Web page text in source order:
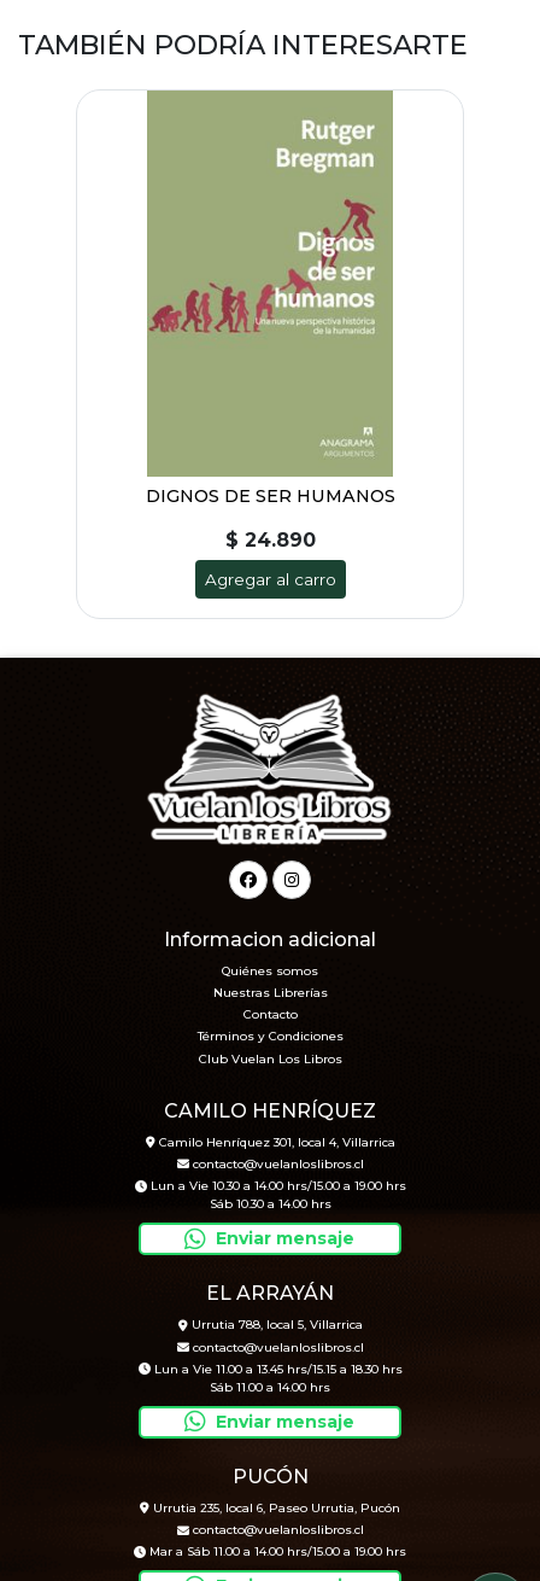
TAMBIÉN PODRÍA INTERESARTE
DIGNOS DE SER HUMANOS
$ 24.890
Agregar al carro
Informacion adicional
Quiénes somos
Nuestras Librerías
Contacto
Términos y Condiciones
Club Vuelan Los Libros
CAMILO HENRÍQUEZ
Camilo Henríquez 301, local 4, Villarrica
contacto@vuelanloslibros.cl
Lun a Vie 10.30 a 14.00 hrs/15.00 a 19.00 hrs
Sáb 10.30 a 14.00 hrs
Enviar mensaje
EL ARRAYÁN
Urrutia 788, local 5, Villarrica
contacto@vuelanloslibros.cl
Lun a Vie 11.00 a 13.45 hrs/15.15 a 18.30 hrs
Sáb 11.00 a 14.00 hrs
Enviar mensaje
PUCÓN
Urrutia 235, local 6, Paseo Urrutia, Pucón
contacto@vuelanloslibros.cl
Mar a Sáb 11.00 a 14.00 hrs/15.00 a 19.00 hrs